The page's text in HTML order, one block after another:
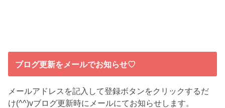
ブログ更新をメールでお知らせ♡
メールアドレスを記入して登録ボタンをクリックするだ
け(^^)vブログ更新時にメールにてお知らせします。